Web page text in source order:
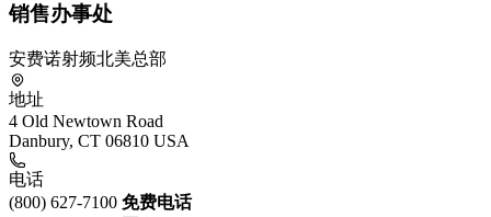
销售办事处
安费诺射频北美总部
地址
4 Old Newtown Road
Danbury, CT 06810 USA
电话
(800) 627-7100 免费电话